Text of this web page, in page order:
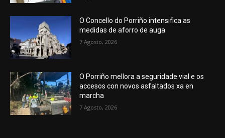
O Concello do Porriño intensifica as
medidas de aforro de auga
7 Agosto, 2026
O Porriño mellora a seguridade vial e os
accesos con novos asfaltados xa en
marcha
7 Agosto, 2026